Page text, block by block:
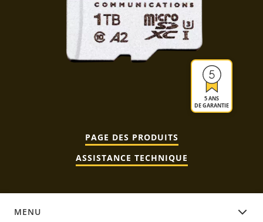
5 ANS
DE GARANTIE
PAGE DES PRODUITS
ASSISTANCE TECHNIQUE
MENU
DOCUMENTATION